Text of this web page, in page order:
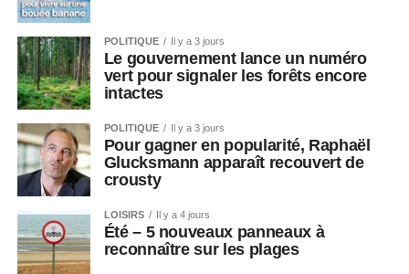
POLITIQUE Il y a 3 jours
Le gouvernement lance un numéro
vert pour signaler les forêts encore
intactes
POLITIQUE Il y a 3 jours
Pour gagner en popularité, Raphaël
Glucksmann apparaît recouvert de
crousty
LOISIRS Il y a 4 jours
Été – 5 nouveaux panneaux à
reconnaître sur les plages